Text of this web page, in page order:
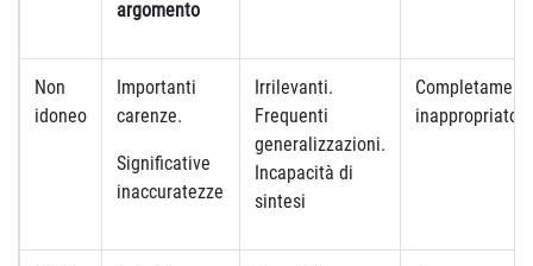
argomento
Non
idoneo
Importanti
carenze.
Significative
inaccuratezze
Irrilevanti.
Frequenti
generalizzazioni.
Incapacità di
sintesi
inappropriato